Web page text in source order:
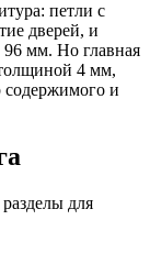
петли с
дверей, и
96 мм. Но главная
4 мм,
и
для